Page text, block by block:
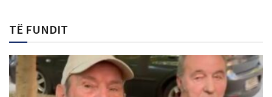
TË FUNDIT